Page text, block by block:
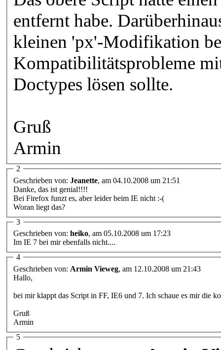
entfernt habe.
kleinen 'px'-Modifikation
Kompatibilitätsprobleme
Doctypes lösen sollte.
Gruß
Armin
2
Geschrieben von: Jeanette, am 04.10.2008 um 21:51
Danke, das ist genial!!!!
Bei Firefox funzt es, aber leider beim IE nicht :-(
Woran liegt das?
3
Geschrieben von: heiko, am 05.10.2008 um 17:23
Im IE 7 bei mir ebenfalls nicht....
4
Geschrieben von: Armin Vieweg, am 12.10.2008 um 21:43
Hallo,
bei mir klappt das Script in FF, IE6 und 7. Ich schaue es mir die
Gruß
Armin
5